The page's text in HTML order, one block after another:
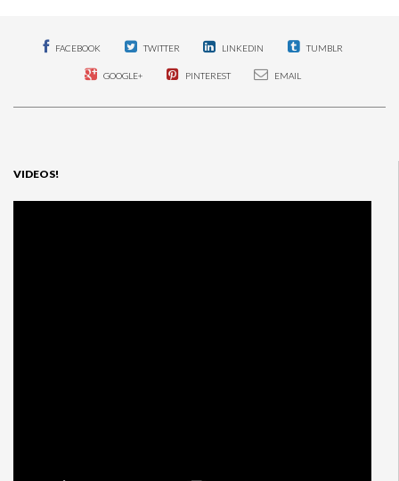
EL
FACEBOOK TWITTER LINKEDIN TUMBLR
GOOGLE+ PINTEREST EMAIL
VIDEOS!